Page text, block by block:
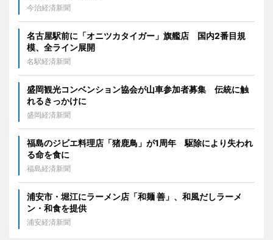
今治経済新聞
名古屋駅前に「オニツカタイガー」旗艦店 国内2番目規
模、全ライン展開
名駅経済新聞
盛岡観光コンベンション協会が山車参加者募集 伝統に触
れるきっかけに
盛岡経済新聞
福島のジビエ料理店「猪鹿鳥」が1周年 駆除により失われ
る命を食に
福島経済新聞
浦安市・堀江にラーメン店「和麺 善」、和風だしラーメ
ン・和食を提供
浦安経済新聞